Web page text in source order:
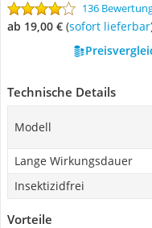
136
ab 19,00 € ( Sofort lieferbar
Technische Details
Modell
Lange Wirkungsdauer
Insektizidfrei
Vorteile